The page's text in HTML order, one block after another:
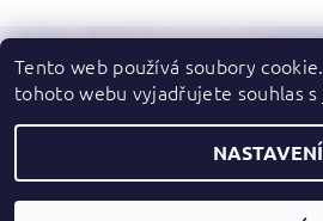
Zboží.cz |
2026 ©dupydup, všechna
Tento web používá soubory
tohoto webu vyjadřujete souhlas
NASTAVENÍ